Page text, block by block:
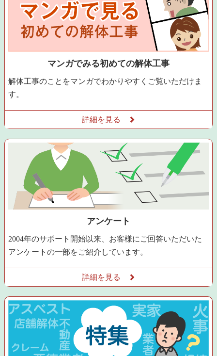
マンガでみる初めての解体工事
解体工事のことをマンガでわかりやすくご覧いただけま
す。
詳細を見る
アンケート
2004年のサポート開始以来、お客様にご回答いただいた
アンケートの一部をご紹介しています。
詳細を見る